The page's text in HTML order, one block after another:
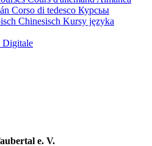
Corso di tedesco Курсьы
Chinesisch Kursy języka
Digitale
e. V.